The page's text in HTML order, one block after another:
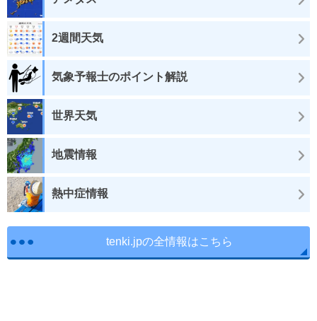
2週間天気
気象予報士のポイント解説
世界天気
地震情報
熱中症情報
tenki.jpの全情報はこちら